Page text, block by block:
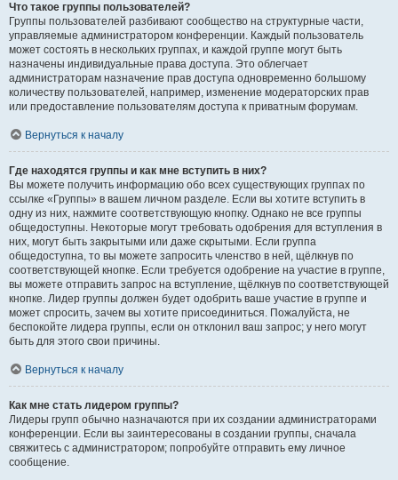
Что такое группы пользователей?
Группы пользователей разбивают сообщество на структурные части,
управляемые администратором конференции. Каждый пользователь
может состоять в нескольких группах, и каждой группе могут быть
назначены индивидуальные права доступа. Это облегчает
администраторам назначение прав доступа одновременно большому
количеству пользователей, например, изменение модераторских прав
или предоставление пользователям доступа к приватным форумам.
Вернуться к началу
Где находятся группы и как мне вступить в них?
Вы можете получить информацию обо всех существующих группах по
ссылке «Группы» в вашем личном разделе. Если вы хотите вступить в
одну из них, нажмите соответствующую кнопку. Однако не все группы
общедоступны. Некоторые могут требовать одобрения для вступления в
них, могут быть закрытыми или даже скрытыми. Если группа
общедоступна, то вы можете запросить членство в ней, щёлкнув по
соответствующей кнопке. Если требуется одобрение на участие в группе,
вы можете отправить запрос на вступление, щёлкнув по соответствующей
кнопке. Лидер группы должен будет одобрить ваше участие в группе и
может спросить, зачем вы хотите присоединиться. Пожалуйста, не
беспокойте лидера группы, если он отклонил ваш запрос; у него могут
быть для этого свои причины.
Вернуться к началу
Как мне стать лидером группы?
Лидеры групп обычно назначаются при их создании администраторами
конференции. Если вы заинтересованы в создании группы, сначала
свяжитесь с администратором; попробуйте отправить ему личное
сообщение.